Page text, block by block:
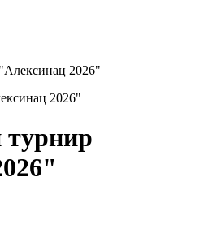
2026"